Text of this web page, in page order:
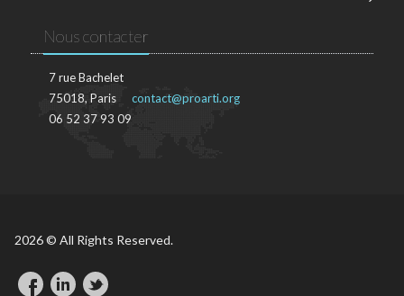
Nous contacter
7 rue Bachelet
75018, Paris
06 52 37 93 09
contact@proarti.org
2026 © All Rights Reserved.